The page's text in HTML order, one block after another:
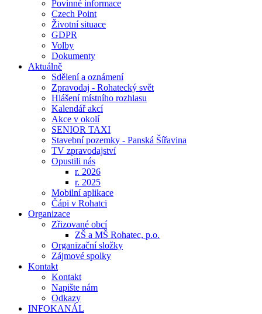
Povinné informace
Czech Point
Životní situace
GDPR
Volby
Dokumenty
Aktuálně
Sdělení a oznámení
Zpravodaj - Rohatecký svět
Hlášení místního rozhlasu
Kalendář akcí
Akce v okolí
SENIOR TAXI
Stavební pozemky - Panská Šířavina
TV zpravodajství
Opustili nás
r. 2026
r. 2025
Mobilní aplikace
Čápi v Rohatci
Organizace
Zřizované obcí
ZŠ a MŠ Rohatec, p.o.
Organizační složky
Zájmové spolky
Kontakt
Kontakt
Napište nám
Odkazy
INFOKANÁL